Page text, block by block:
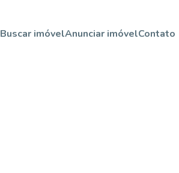
Buscar imóvelAnunciar imóvelContato